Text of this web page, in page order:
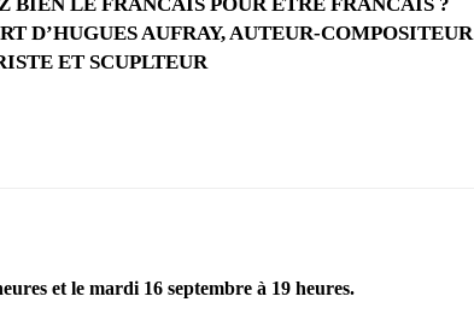
D’HUGUES AUFRAY, AUTEUR-COMPOSITEUR
ET SCUPLTEUR
et le mardi 16 septembre à 19 heures.